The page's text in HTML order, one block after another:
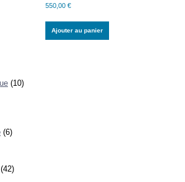
(10)
(6)
(42)
550,00 €
Ajouter au panier